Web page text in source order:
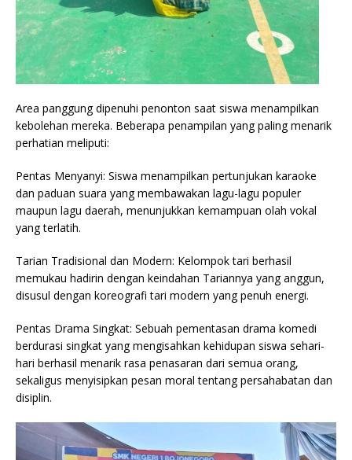
Area panggung dipenuhi penonton saat siswa menampilkan
kebolehan mereka. Beberapa penampilan yang paling menarik
perhatian meliputi:
Pentas Menyanyi: Siswa menampilkan pertunjukan karaoke
dan paduan suara yang membawakan lagu-lagu populer
maupun lagu daerah, menunjukkan kemampuan olah vokal
yang terlatih.
Tarian Tradisional dan Modern: Kelompok tari berhasil
memukau hadirin dengan keindahan Tariannya yang anggun,
disusul dengan koreografi tari modern yang penuh energi.
Pentas Drama Singkat: Sebuah pementasan drama komedi
berdurasi singkat yang mengisahkan kehidupan siswa sehari-
hari berhasil menarik rasa penasaran dari semua orang,
sekaligus menyisipkan pesan moral tentang persahabatan dan
disiplin.